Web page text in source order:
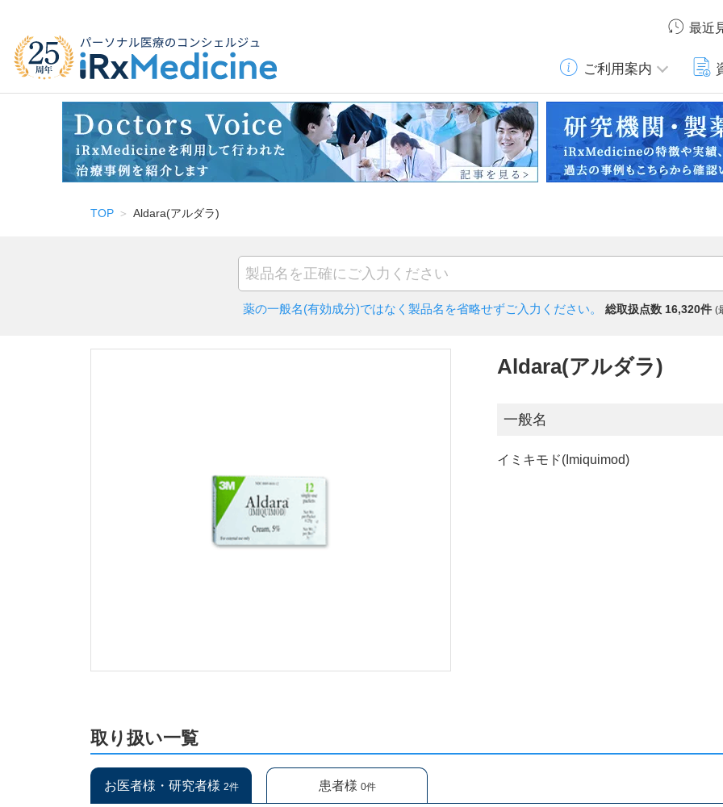
最近
ご利用案内
TOP Aldara(アルダラ)
薬の一般名(有効成分)ではなく 製品名を省略せずご入力ください。 総取扱点数 16,320件 (
Aldara(アルダラ)
一般名
イミキモド(Imiquimod)
取り扱い一覧
お医者様・研究者様 2件 患者様 0件